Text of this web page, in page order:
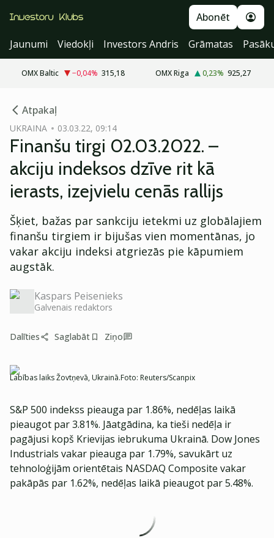
Abonēt
Jaunumi
Viedokļi Investors Andris Grāmatas
OMX Baltic −0,04% 315,18 OMX Riga 0,23% 925,27
Atpakaļ
UKRAINA 03.03.22, 09:14
Finanšu tirgi 02.03.2022. –
akciju indeksos dzīve rit kā
ierasts, izejvielu cenās rallijs
Šķiet, bažas par sankciju ietekmi uz globālajiem
finanšu tirgiem ir bijušas vien momentānas, jo
vakar akciju indeksi atgriezās pie kāpumiem
augstāk.
Kaspars Peisenieks
Galvenais redaktors
Dalīties Saglabāt Ziņo
Labības laiks Žovtņevā, Ukrainā.Foto: Reuters/Scanpix
S&P 500 indekss pieauga par 1.86%, nedēļas laikā
pieaugot par 3.81%. Jāatgādina, ka tieši nedēļa ir
pagājusi kopš Krievijas iebrukuma Ukrainā. Dow Jones
Industrials vakar pieauga par 1.79%, savukārt uz
tehnoloģijām orientētais NASDAQ Composite vakar
pakāpās par 1.62%, nedēļas laikā pieaugot par 5.48%.